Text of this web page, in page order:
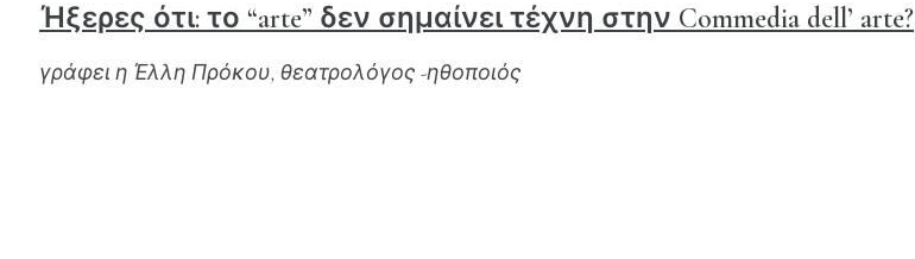
Ήξερες ότι: το “arte” δεν σημαίνει τέχνη στην Commedia dell’ arte?
γράφει η Έλλη Πρόκου, θεατρολόγος -ηθοποιός